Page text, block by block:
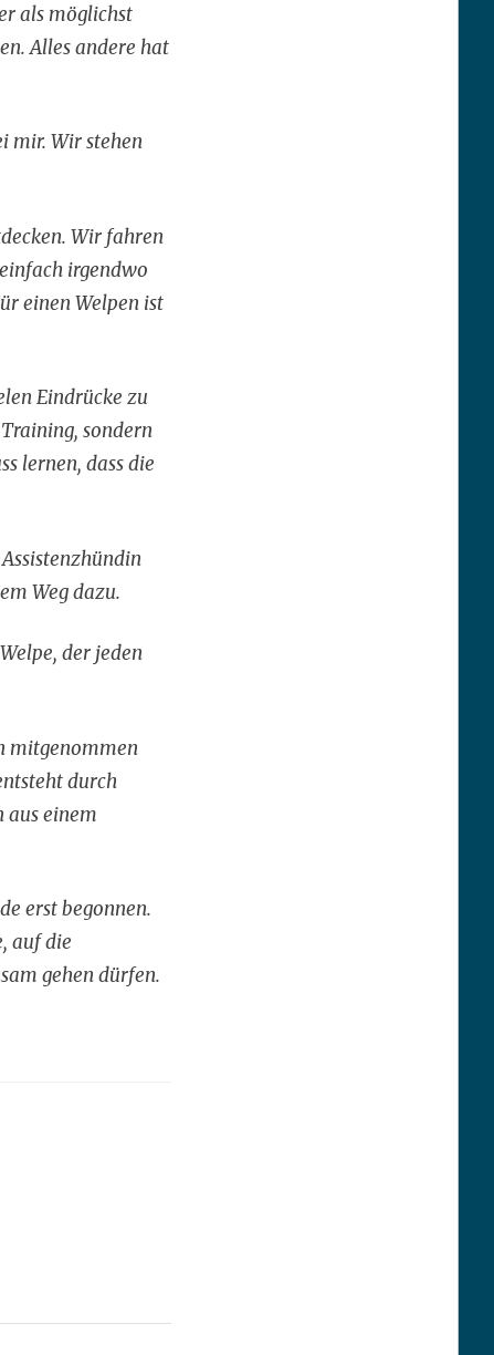
als möglichst
Alles andere hat
mir. Wir stehen
Wir fahren
irgendwo
einen Welpen ist
Eindrücke zu
sondern
lernen, dass die
Weg dazu.
der jeden
mitgenommen
durch
aus einem
erst begonnen.
auf die
gehen dürfen.